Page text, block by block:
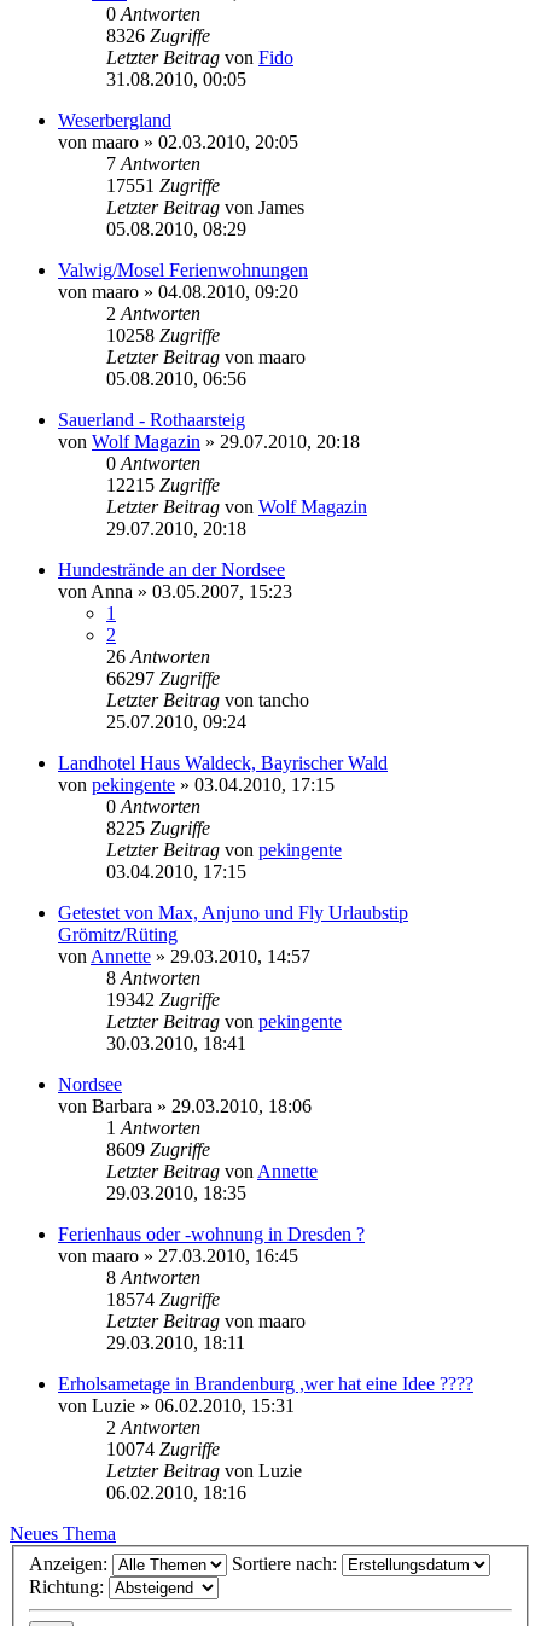
0 Antworten
8326 Zugriffe
Letzter Beitrag von Fido
31.08.2010, 00:05
Weserbergland
von maaro » 02.03.2010, 20:05
7 Antworten
17551 Zugriffe
Letzter Beitrag von James
05.08.2010, 08:29
Valwig/Mosel Ferienwohnungen
von maaro » 04.08.2010, 09:20
2 Antworten
10258 Zugriffe
Letzter Beitrag von maaro
05.08.2010, 06:56
Sauerland - Rothaarsteig
von Wolf Magazin » 29.07.2010, 20:18
0 Antworten
12215 Zugriffe
Letzter Beitrag von Wolf Magazin
29.07.2010, 20:18
Hundestrände an der Nordsee
von Anna » 03.05.2007, 15:23
1
2
26 Antworten
66297 Zugriffe
Letzter Beitrag von tancho
25.07.2010, 09:24
Landhotel Haus Waldeck, Bayrischer Wald
von pekingente » 03.04.2010, 17:15
0 Antworten
8225 Zugriffe
Letzter Beitrag von pekingente
03.04.2010, 17:15
Getestet von Max, Anjuno und Fly Urlaubstip
Grömitz/Rüting
von Annette » 29.03.2010, 14:57
8 Antworten
19342 Zugriffe
Letzter Beitrag von pekingente
30.03.2010, 18:41
Nordsee
von Barbara » 29.03.2010, 18:06
1 Antworten
8609 Zugriffe
Letzter Beitrag von Annette
29.03.2010, 18:35
Ferienhaus oder -wohnung in Dresden ?
von maaro » 27.03.2010, 16:45
8 Antworten
18574 Zugriffe
Letzter Beitrag von maaro
29.03.2010, 18:11
Erholsametage in Brandenburg ,wer hat eine Idee ????
von Luzie » 06.02.2010, 15:31
2 Antworten
10074 Zugriffe
Letzter Beitrag von Luzie
06.02.2010, 18:16
Neues Thema
Anzeigen:
Sortiere nach:
Richtung: